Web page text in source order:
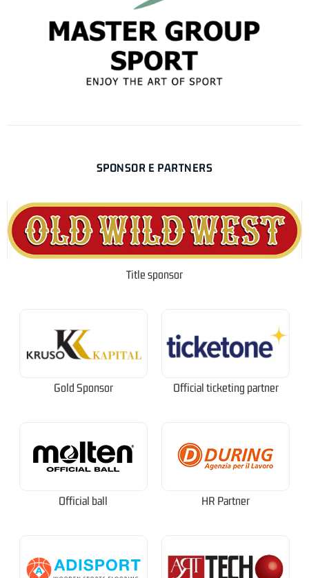
SPONSOR E PARTNERS
Title sponsor
Gold Sponsor Official ticketing partner
Official ball HR Partner